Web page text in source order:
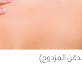
المزدوج)